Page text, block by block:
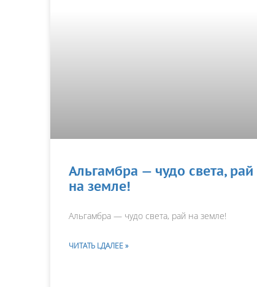
Альгамбра — чудо света, рай
на земле!
Альгамбра — чудо света, рай на земле!
ЧИТАТЬ LДАЛЕЕ »